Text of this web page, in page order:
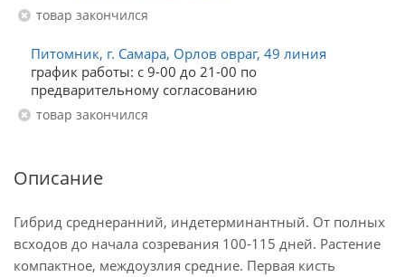
Товар закончился
Питомник, г. Самара, Орлов овраг, 49 линия
график работы: с 9-00 до 21-00 по
предварительному согласованию
Товар закончился
Описание
Гибрид среднеранний, индетерминантный. От полных
всходов до начала созревания 100-115 дней. Растение
компактное, междоузлия средние. Первая кисть